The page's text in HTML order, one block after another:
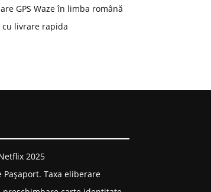
GPS Waze în limba română
cu livrare rapida
2025
Pașaport. Taxa eliberare